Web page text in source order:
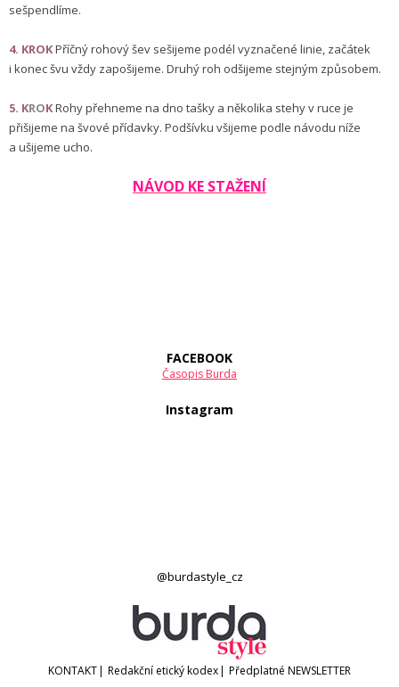
sešpendlíme.
4. KROKPříčný rohový šev sešijeme podél vyznačené linie, začátek
i konec švu vždy zapošijeme. Druhý roh odšijeme stejným způsobem.
5. KROKRohy přehneme na dno tašky a několika stehy v ruce je
přišijeme na švové přídavky. Podšívku všijeme podle návodu níže
a ušijeme ucho.
NÁVOD KE STAŽENÍ
FACEBOOK
Časopis Burda
Instagram
@burdastyle_cz
KONTAKT| Redakční etický kodex| Předplatné NEWSLETTER